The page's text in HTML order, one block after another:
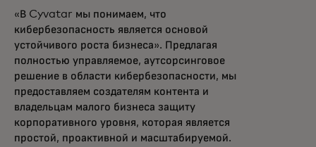
«В Cyvatar мы понимаем, что
кибербезопасность является основой
устойчивого роста бизнеса». Предлагая
полностью управляемое, аутсорсинговое
решение в области кибербезопасности, мы
предоставляем создателям контента и
владельцам малого бизнеса защиту
корпоративного уровня, которая является
простой, проактивной и масштабируемой.